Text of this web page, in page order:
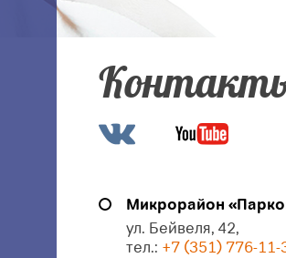
Микрорайон
ул. Бейвеля, 42,
тел.: +7 (351) 776-11-